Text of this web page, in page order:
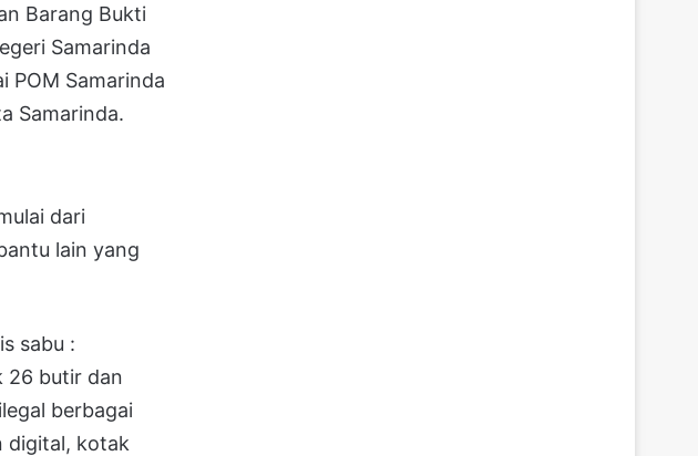
Barang Bukti
Samarinda
POM Samarinda
Samarinda.
dari
lain yang
sabu :
26 butir dan
berbagai
digital, kotak